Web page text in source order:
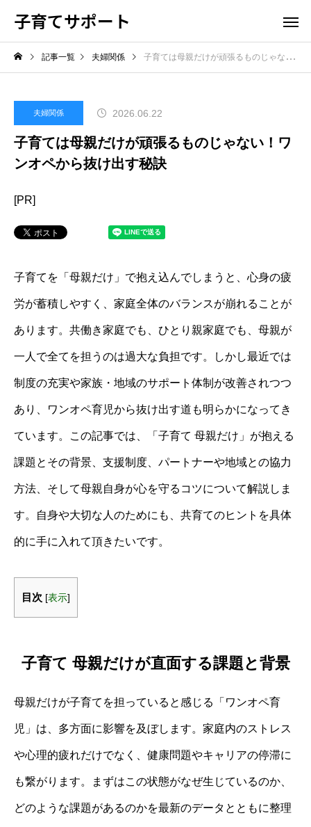
子育てサポート
記事一覧 夫婦関係 子育ては母親だけが頑張るものじゃない！ワンオペから抜け出す秘訣
夫婦関係 2026.06.22
子育ては母親だけが頑張るものじゃない！ワ
ンオペから抜け出す秘訣
[PR]
子育てを「母親だけ」で抱え込んでしまうと、心身の疲
労が蓄積しやすく、家庭全体のバランスが崩れることが
あります。共働き家庭でも、ひとり親家庭でも、母親が
一人で全てを担うのは過大な負担です。しかし最近では
制度の充実や家族・地域のサポート体制が改善されつつ
あり、ワンオペ育児から抜け出す道も明らかになってき
ています。この記事では、「子育て 母親だけ」が抱える
課題とその背景、支援制度、パートナーや地域との協力
方法、そして母親自身が心を守るコツについて解説しま
す。自身や大切な人のためにも、共育てのヒントを具体
的に手に入れて頂きたいです。
目次 [表示]
子育て 母親だけが直面する課題と背景
母親だけが子育てを担っていると感じる「ワンオペ育
児」は、多方面に影響を及ぼします。家庭内のストレス
や心理的疲れだけでなく、健康問題やキャリアの停滞に
も繋がります。まずはこの状態がなぜ生じているのか、
どのような課題があるのかを最新のデータとともに整理